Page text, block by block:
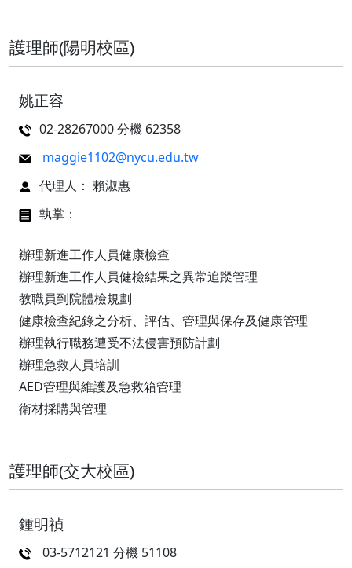
護理師(陽明校區)
姚正容
02-28267000 分機 62358
maggie1102@nycu.edu.tw
代理人： 賴淑惠
執掌：
辦理新進工作人員健康檢查
辦理新進工作人員健檢結果之異常追蹤管理
教職員到院體檢規劃
健康檢查紀錄之分析、評估、管理與保存及健康管理
辦理執行職務遭受不法侵害預防計劃
辦理急救人員培訓
AED管理與維護及急救箱管理
衛材採購與管理
護理師(交大校區)
鍾明禎
03-5712121 分機 51108